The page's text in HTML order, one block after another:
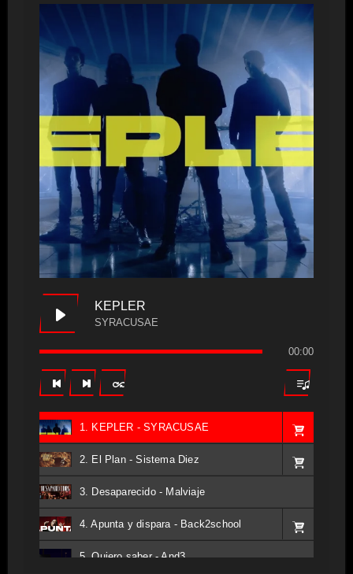
KEPLER
SYRACUSAE
00:00
1. KEPLER - SYRACUSAE
2. El Plan - Sistema Diez
3. Desaparecido - Malviaje
4. Apunta y dispara - Back2school
5. Quiero saber - And3